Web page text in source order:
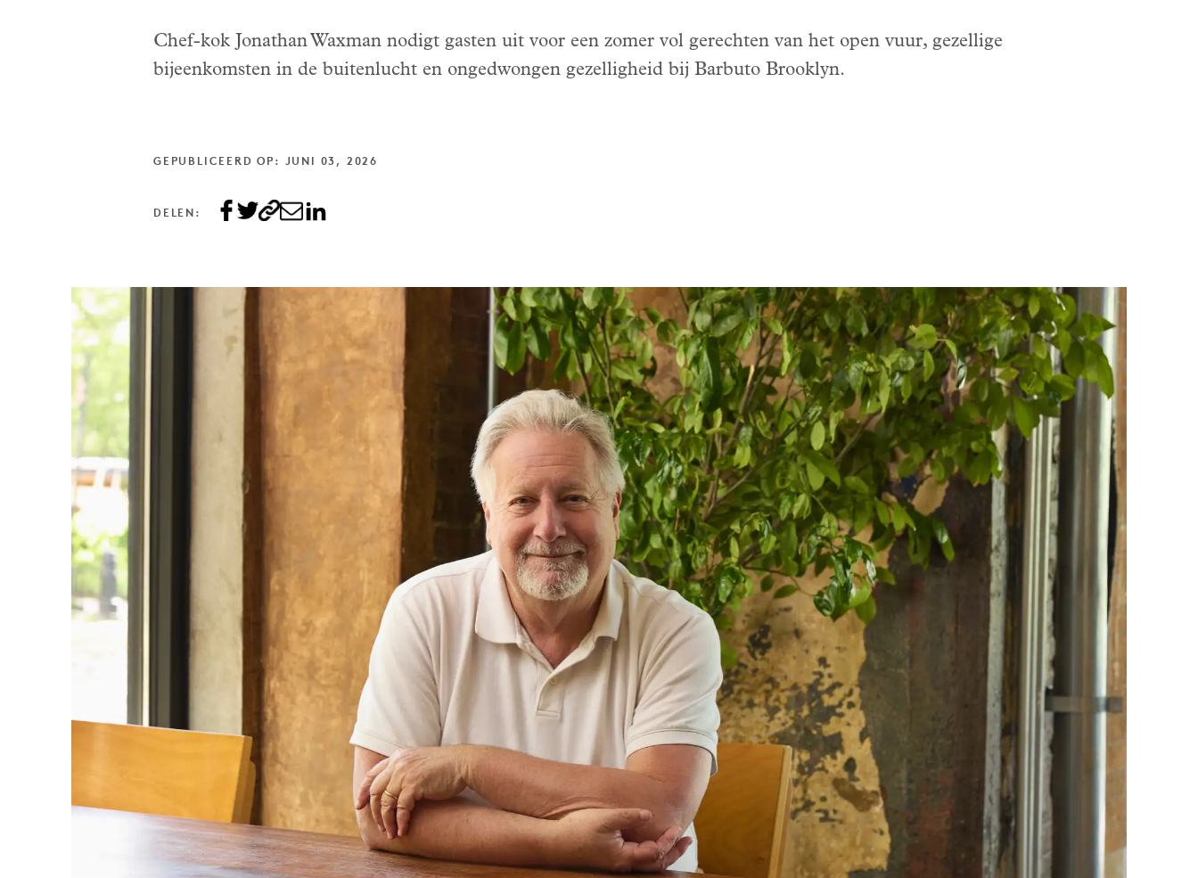
Chef-kok Jonathan Waxman nodigt gasten uit voor een zomer vol gerechten van het open vuur, gezellige
bijeenkomsten in de buitenlucht en ongedwongen gezelligheid bij Barbuto Brooklyn.
GEPUBLICEERD OP: JUNI 03, 2026
DELEN: